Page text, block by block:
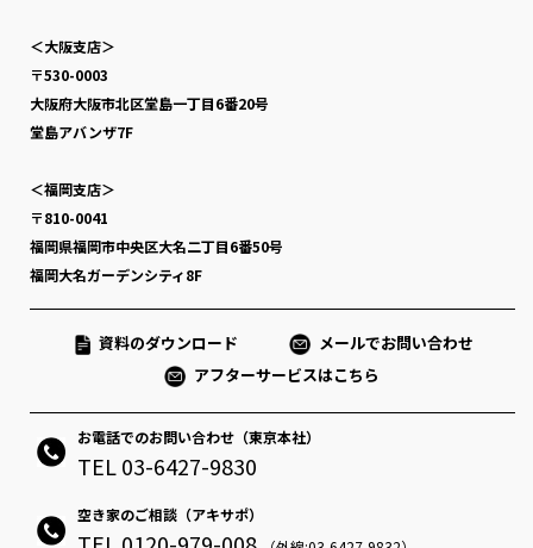
＜大阪支店＞
〒530-0003
大阪府大阪市北区堂島一丁目6番20号
堂島アバンザ7F
＜福岡支店＞
〒810-0041
福岡県福岡市中央区大名二丁目6番50号
福岡大名ガーデンシティ8F
資料のダウンロード
メールでお問い合わせ
アフターサービスはこちら
お電話でのお問い合わせ（東京本社）
TEL 03-6427-9830
空き家のご相談（アキサポ）